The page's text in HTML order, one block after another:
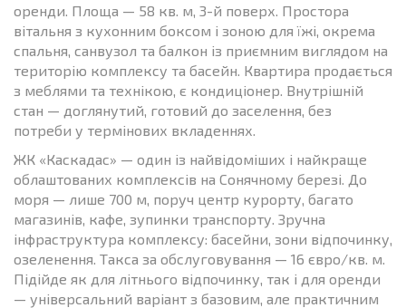
оренди. Площа — 58 кв. м, 3-й поверх. Простора
вітальня з кухонним боксом і зоною для їжі, окрема
спальня, санвузол та балкон із приємним виглядом на
територію комплексу та басейн. Квартира продається
з меблями та технікою, є кондиціонер. Внутрішній
стан — доглянутий, готовий до заселення, без
потреби у термінових вкладеннях.
ЖК «Каскадас» — один із найвідоміших і найкраще
облаштованих комплексів на Сонячному березі. До
моря — лише 700 м, поруч центр курорту, багато
магазинів, кафе, зупинки транспорту. Зручна
інфраструктура комплексу: басейни, зони відпочинку,
озеленення. Такса за обслуговування — 16 євро/кв. м.
Підійде як для літнього відпочинку, так і для оренди
— універсальний варіант з базовим, але практичним